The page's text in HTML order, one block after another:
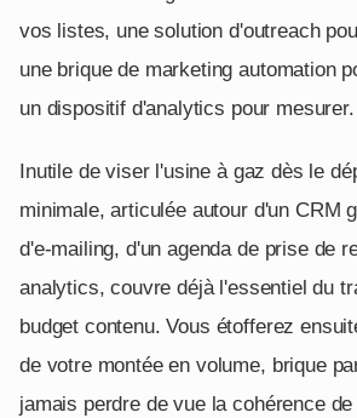
vos listes, une solution d'outreach
une brique de marketing automation
un dispositif d'analytics pour mesurer.
Inutile de viser l'usine à gaz dès le
minimale, articulée autour d'un CRM
d'e-mailing, d'un agenda de prise de
analytics, couvre déjà l'essentiel du
budget contenu. Vous étofferez
de votre montée en volume, brique
jamais perdre de vue la cohérence